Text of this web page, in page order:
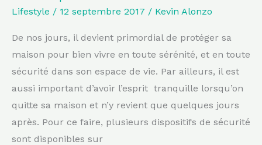
Lifestyle / 12 septembre 2017 / Kevin Alonzo
De nos jours, il devient primordial de protéger sa
maison pour bien vivre en toute sérénité, et en toute
sécurité dans son espace de vie. Par ailleurs, il est
aussi important d’avoir l’esprit tranquille lorsqu’on
quitte sa maison et n’y revient que quelques jours
après. Pour ce faire, plusieurs dispositifs de sécurité
sont disponibles sur